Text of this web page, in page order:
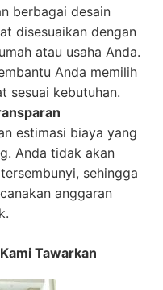
berbagai desain
disesuaikan dengan
atau usaha Anda.
Anda memilih
sesuai kebutuhan.
estimasi biaya yang
Anda tidak akan
sehingga
anggaran
Tawarkan